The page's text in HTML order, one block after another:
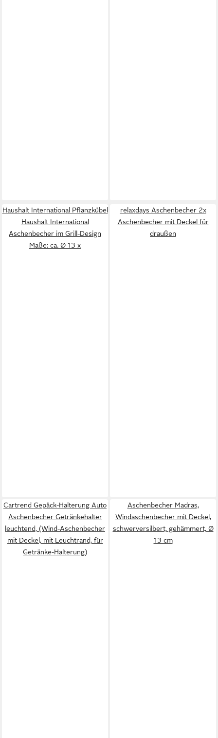
Haushalt International Pflanzkübel
Haushalt International
Aschenbecher im Grill-Design
Maße: ca. Ø 13 x
relaxdays Aschenbecher 2x
Aschenbecher mit Deckel für
draußen
Cartrend Gepäck-Halterung Auto
Aschenbecher Getränkehalter
leuchtend, (Wind-Aschenbecher
mit Deckel, mit Leuchtrand, für
Getränke-Halterung)
Aschenbecher Madras,
Windaschenbecher mit Deckel,
schwerversilbert, gehämmert, Ø
13 cm